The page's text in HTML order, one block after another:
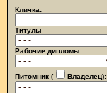
Кличка:
Титулы
Рабочие дипломы
Питомник ( Владелец):